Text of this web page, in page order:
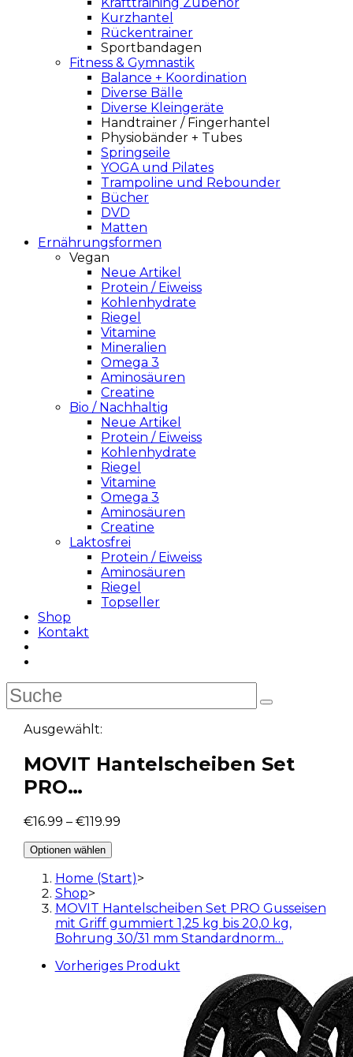
Kurzhantel
Rückentrainer
Sportbandagen
Fitness & Gymnastik
Balance + Koordination
Diverse Bälle
Diverse Kleingeräte
Handtrainer / Fingerhantel
Physiobänder + Tubes
Springseile
YOGA und Pilates
Trampoline und Rebounder
Bücher
DVD
Matten
Ernährungsformen
Vegan
Neue Artikel
Protein / Eiweiss
Kohlenhydrate
Riegel
Vitamine
Mineralien
Omega 3
Aminosäuren
Creatine
Bio / Nachhaltig
Neue Artikel
Protein / Eiweiss
Kohlenhydrate
Riegel
Vitamine
Omega 3
Aminosäuren
Creatine
Laktosfrei
Protein / Eiweiss
Aminosäuren
Riegel
Topseller
Shop
Kontakt
Ausgewählt:
MOVIT Hantelscheiben Set
PRO…
€16.99 – €119.99
Optionen wählen
Home (Start)>
Shop>
MOVIT Hantelscheiben Set PRO Gusseisen
mit Griff gummiert 1,25 kg bis 20,0 kg,
Bohrung 30/31 mm Standardnorm…
Vorheriges Produkt